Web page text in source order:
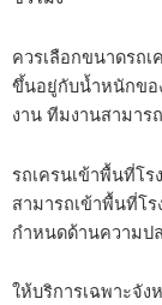
ควรเลือกขนาดรถเ
ขึ้นอยู่กับน้ำหนักขอ
งาน ทีมงานสามาร
รถเครนเข้าพื้นที่โร
สามารถเข้าพื้นที่โ
กำหนดด้านความป
ให้บริการเฉพาะจัง